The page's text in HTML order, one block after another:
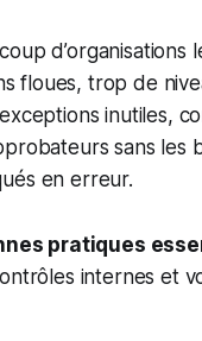
d’organisations
floues, trop de
inutiles,
sans les
en erreur.
pratiques
internes et